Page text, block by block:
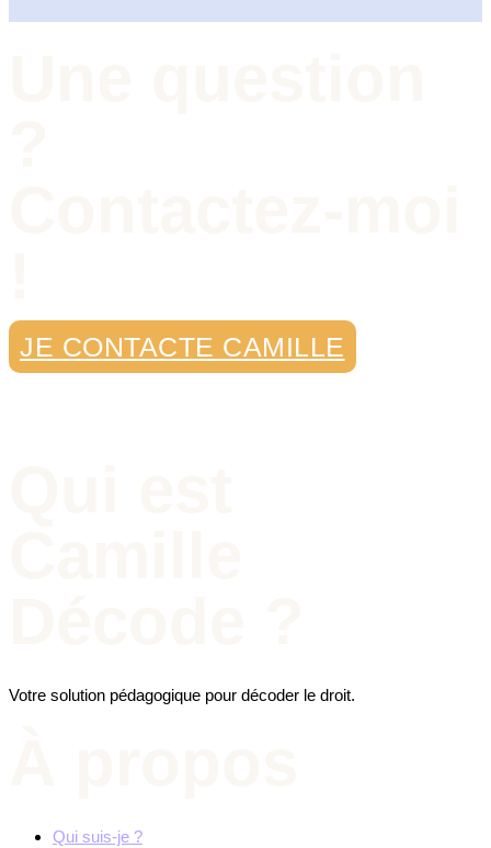
JE CONTACTE CAMILLE
Votre solution pédagogique pour décoder le droit.
Qui suis-je ?